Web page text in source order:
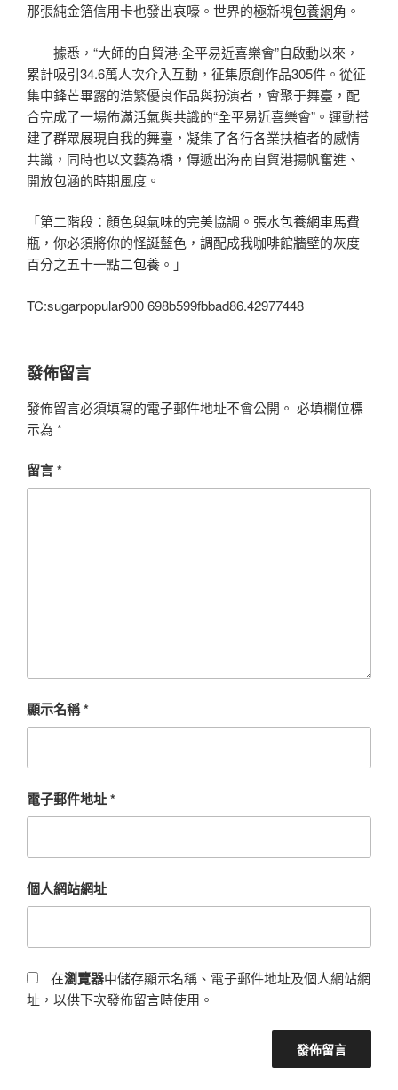
那張純金箔信用卡也發出哀嚎。世界的極新視包養網角。
據悉，“大師的自貿港·全平易近喜樂會”自啟動以來，
累計吸引34.6萬人次介入互動，征集原創作品305件。從征
集中鋒芒畢露的浩繁優良作品與扮演者，會聚于舞臺，配
合完成了一場佈滿活氣與共識的“全平易近喜樂會”。運動搭
建了群眾展現自我的舞臺，凝集了各行各業扶植者的感情
共識，同時也以文藝為橋，傳遞出海南自貿港揚帆奮進、
開放包涵的時期風度。
「第二階段：顏色與氣味的完美協調。張水包養網車馬費
瓶，你必須將你的怪誕藍色，調配成我咖啡館牆壁的灰度
百分之五十一點二包養 。」
TC:sugarpopular900 698b599fbbad86.42977448
發佈留言
發佈留言必須填寫的電子郵件地址不會公開。 必填欄位標
示為 *
留言*
顯示名稱*
電子郵件地址*
個人網站網址
在瀏覽器中儲存顯示名稱、電子郵件地址及個人網站網
址，以供下次發佈留言時使用。